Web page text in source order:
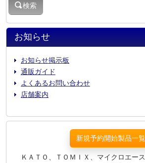
お知らせ
お知らせ掲示板
通販ガイド
よくあるお問い合わせ
店舗案内
検索
新規予約開始製品一覧
ＫＡＴＯ、ＴＯＭＩＸ、マイクロエー